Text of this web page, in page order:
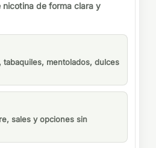
nicotina de forma clara y
tabaquiles, mentolados, dulces
sales y opciones sin